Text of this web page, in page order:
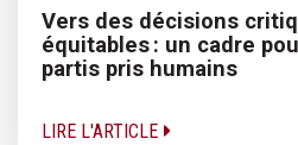
Vers des décisions
équitables : un cadre
partis pris humains
LIRE L'ARTICLE